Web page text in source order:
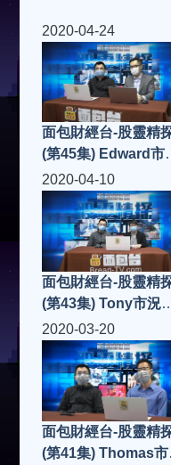
2020-04-24
面包財經台-股靈精
(第45集) Edward市
點評
2020-04-10
面包財經台-股靈精
(第43集) Tony市況
評
2020-03-20
面包財經台-股靈精
(第41集) Thomas市